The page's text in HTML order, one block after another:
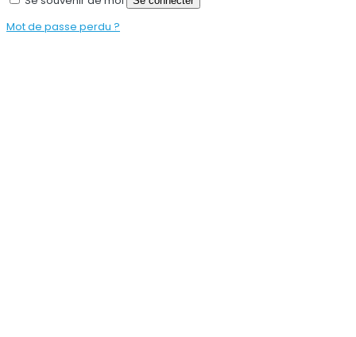
Mot de passe perdu ?